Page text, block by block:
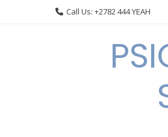
Call Us: +2782 444 YEAH